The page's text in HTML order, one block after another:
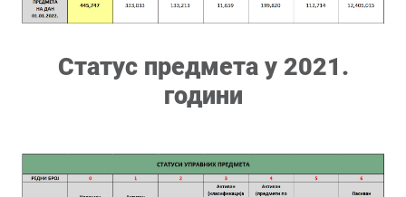
Статус предмета у 2021.
години